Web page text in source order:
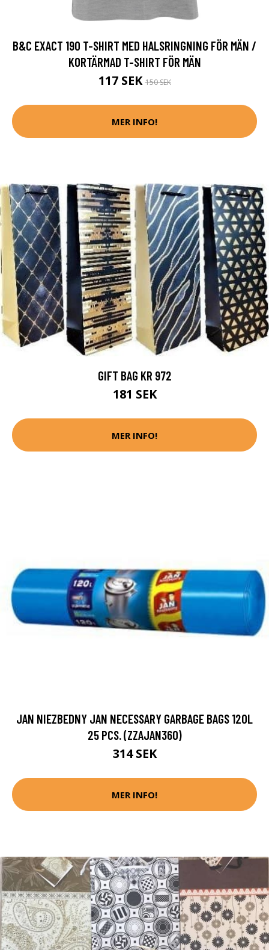
B&C EXACT 190 T-SHIRT MED HALSRINGNING FÖR MÄN /
KORTÄRMAD T-SHIRT FÖR MÄN
117 SEK150 SEK
MER INFO!
GIFT BAG KR 972
181 SEK
MER INFO!
JAN NIEZBEDNY JAN NECESSARY GARBAGE BAGS 120L
25 PCS. (ZZAJAN360)
314 SEK
MER INFO!